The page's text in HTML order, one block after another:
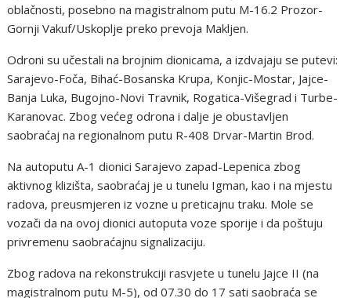
oblačnosti, posebno na magistralnom putu M-16.2 Prozor-
Gornji Vakuf/Uskoplje preko prevoja Makljen.
Odroni su učestali na brojnim dionicama, a izdvajaju se putevi:
Sarajevo-Foča, Bihać-Bosanska Krupa, Konjic-Mostar, Jajce-
Banja Luka, Bugojno-Novi Travnik, Rogatica-Višegrad i Turbe-
Karanovac. Zbog većeg odrona i dalje je obustavljen
saobraćaj na regionalnom putu R-408 Drvar-Martin Brod.
Na autoputu A-1 dionici Sarajevo zapad-Lepenica zbog
aktivnog klizišta, saobraćaj je u tunelu Igman, kao i na mjestu
radova, preusmjeren iz vozne u preticajnu traku. Mole se
vozači da na ovoj dionici autoputa voze sporije i da poštuju
privremenu saobraćajnu signalizaciju.
Zbog radova na rekonstrukciji rasvjete u tunelu Jajce II (na
magistralnom putu M-5), od 07.30 do 17 sati saobraća se